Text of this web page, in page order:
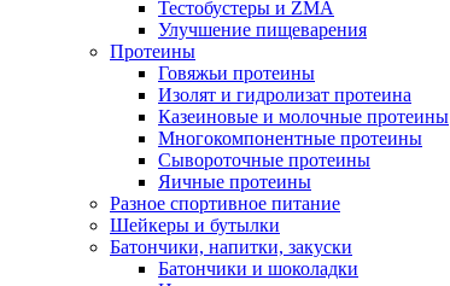
Тестобустеры и ZMA
Улучшение пищеварения
Протеины
Говяжьи протеины
Изолят и гидролизат протеина
Казеиновые и молочные протеины
Многокомпонентные протеины
Сывороточные протеины
Яичные протеины
Разное спортивное питание
Шейкеры и бутылки
Батончики, напитки, закуски
Батончики и шоколадки